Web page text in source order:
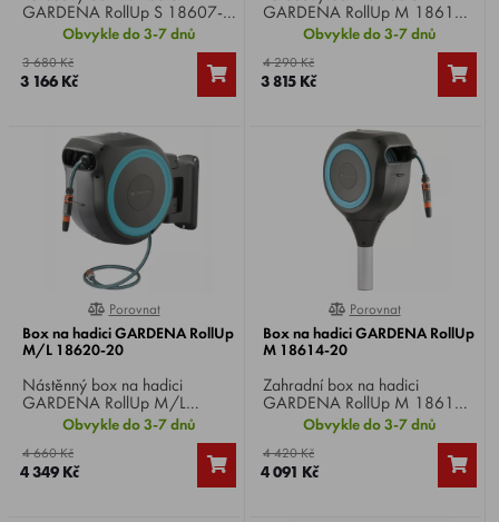
GARDENA RollUp S 18607-
20 , hadice 15m, snadné
rozvinutí a svinutí bez zamotání,
veškeré potřebné díly systému
Original GARDENA součástí.
Obvykle do 3-7 dnů
3 680 Kč
3 166 Kč
GARDENA RollUp M 18617-
20 , hadice 20m, snadné
rozvinutí a svinutí bez zamotání,
veškeré potřebné díly systému
Original GARDENA součástí.
Obvykle do 3-7 dnů
4 290 Kč
3 815 Kč
0%
Porovnat
Box na hadici GARDENA RollUp
M/L 18620-20
Nástěnný box na hadici
GARDENA RollUp M/L
18620-20 , dodáván s
nástěnným držákem, 25 m
dlouhou zavlažovací hadicí,
připojovací hadicí, všemi
požadovanými díly Original
Obvykle do 3-7 dnů
4 660 Kč
4 349 Kč
0%
Porovnat
Box na hadici GARDENA RollUp
M 18614-20
Zahradní box na hadici
GARDENA RollUp M 18614-
20 , dodáván s 20 m dlouhou
kvalitní hadicí, veškerými
potřebnými díly Original
GARDENA systému a
Obvykle do 3-7 dnů
4 420 Kč
4 091 Kč